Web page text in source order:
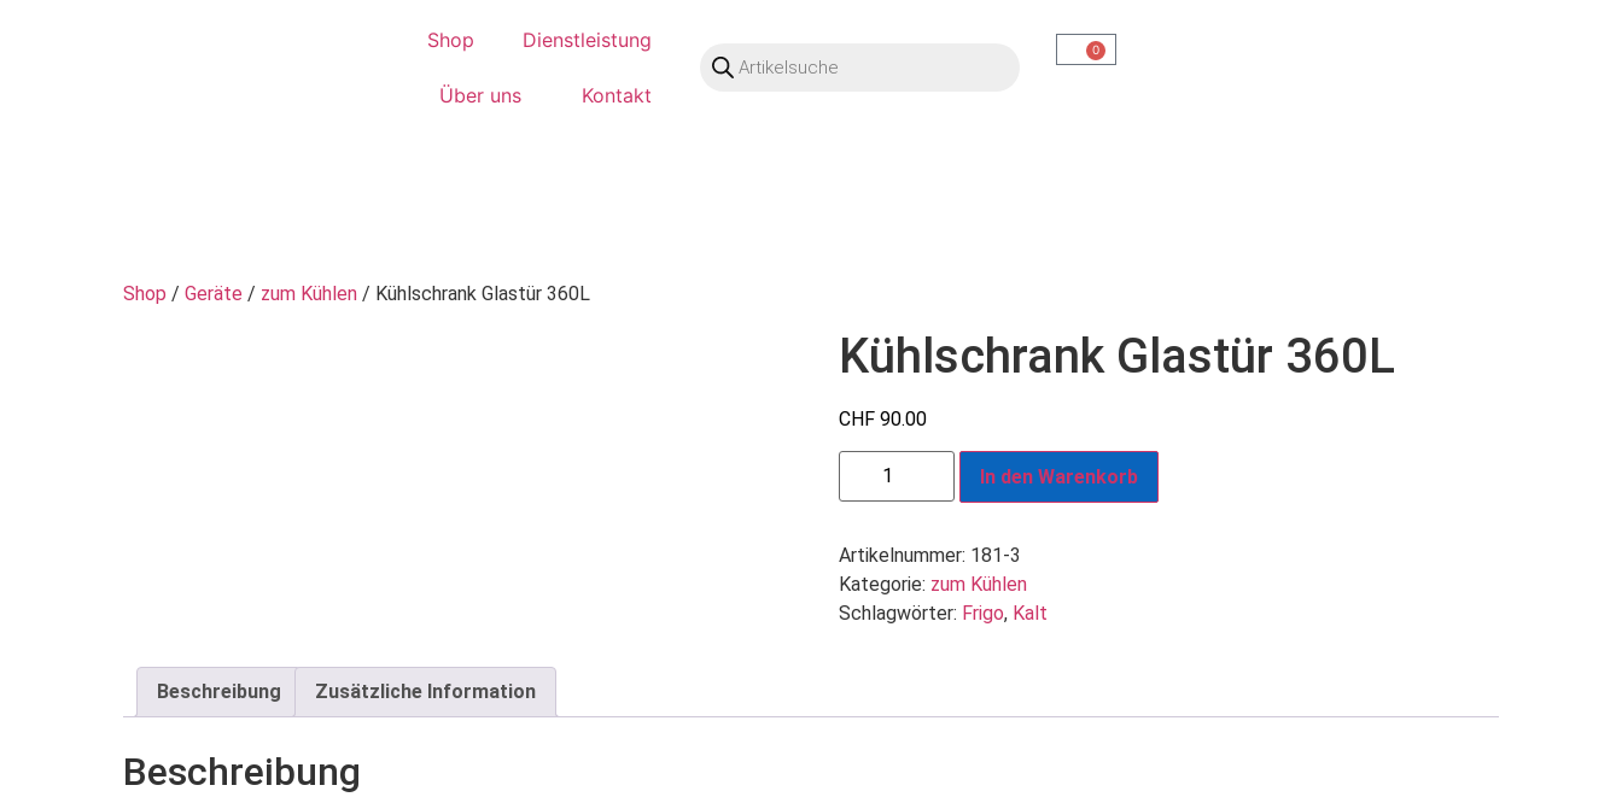
Shop Dienstleistung
Über uns Kontakt
0
OO
Shop / Geräte / zum Kühlen / Kühlschrank Glastür 360L
Kühlschrank Glastür 360L
CHF90.00
In den Warenkorb
Artikelnummer: 181-3
Kategorie: zum Kühlen
Schlagwörter: Frigo, Kalt
Beschreibung Zusätzliche Information
Beschreibung